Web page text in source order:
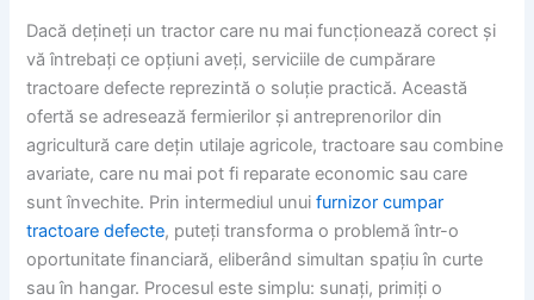
Dacă dețineți un tractor care nu mai funcționează corect și
vă întrebați ce opțiuni aveți, serviciile de cumpărare
tractoare defecte reprezintă o soluție practică. Această
ofertă se adresează fermierilor și antreprenorilor din
agricultură care dețin utilaje agricole, tractoare sau combine
avariate, care nu mai pot fi reparate economic sau care
sunt învechite. Prin intermediul unuifurnizor cumpar
tractoare defecte, puteți transforma o problemă într-o
oportunitate financiară, eliberând simultan spațiu în curte
sau în hangar. Procesul este simplu: sunați, primiți o